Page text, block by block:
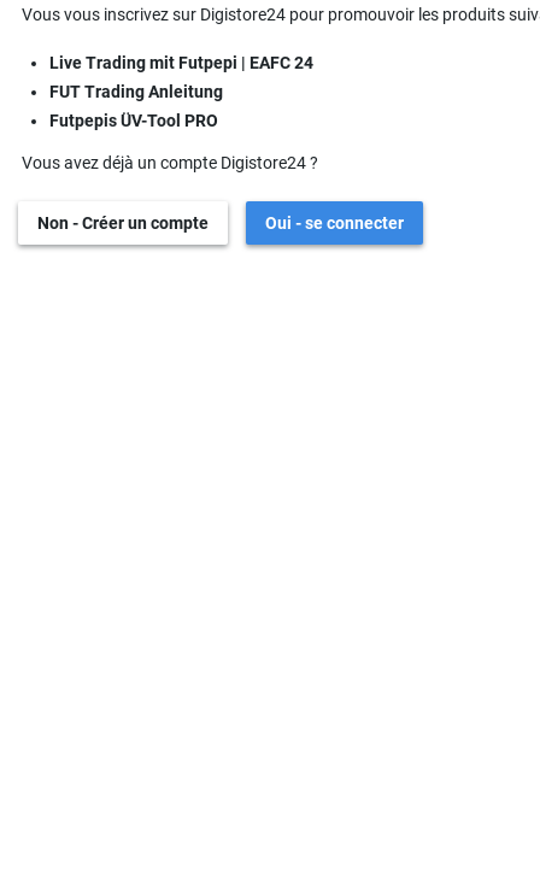
Vous vous inscrivez sur Digistore24 pour promouvoir les produits
Live Trading mit Futpepi | EAFC 24
FUT Trading Anleitung
Futpepis ÜV-Tool PRO
Vous avez déjà un compte Digistore24 ?
Non - Créer un compte Oui - se connecter